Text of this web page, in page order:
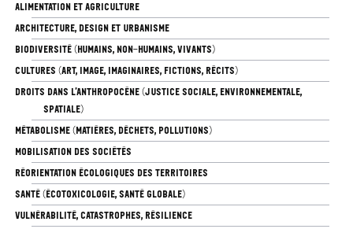
ALIMENTATION ET AGRICULTURE
ARCHITECTURE, DESIGN ET URBANISME
BIODIVERSITÉ (HUMAINS, NON-HUMAINS, VIVANTS)
CULTURES (ART, IMAGE, IMAGINAIRES, FICTIONS, RÉCITS)
DROITS DANS L’ANTHROPOCÈNE (JUSTICE SOCIALE, ENVIRONNEMENTALE,
SPATIALE)
MÉTABOLISME (MATIÈRES, DÉCHETS, POLLUTIONS)
MOBILISATION DES SOCIÉTÉS
RÉORIENTATION ÉCOLOGIQUES DES TERRITOIRES
SANTÉ (ÉCOTOXICOLOGIE, SANTÉ GLOBALE)
VULNÉRABILITÉ, CATASTROPHES, RÉSILIENCE